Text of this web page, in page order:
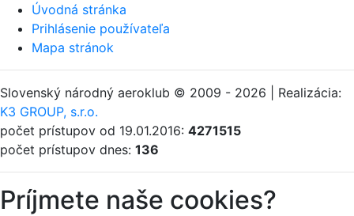
Úvodná stránka
Prihlásenie používateľa
Mapa stránok
Slovenský národný aeroklub © 2009 - 2026 | Realizácia:
K3 GROUP, s.r.o.
počet prístupov od 19.01.2016: 4271515
počet prístupov dnes: 136
Príjmete naše cookies?